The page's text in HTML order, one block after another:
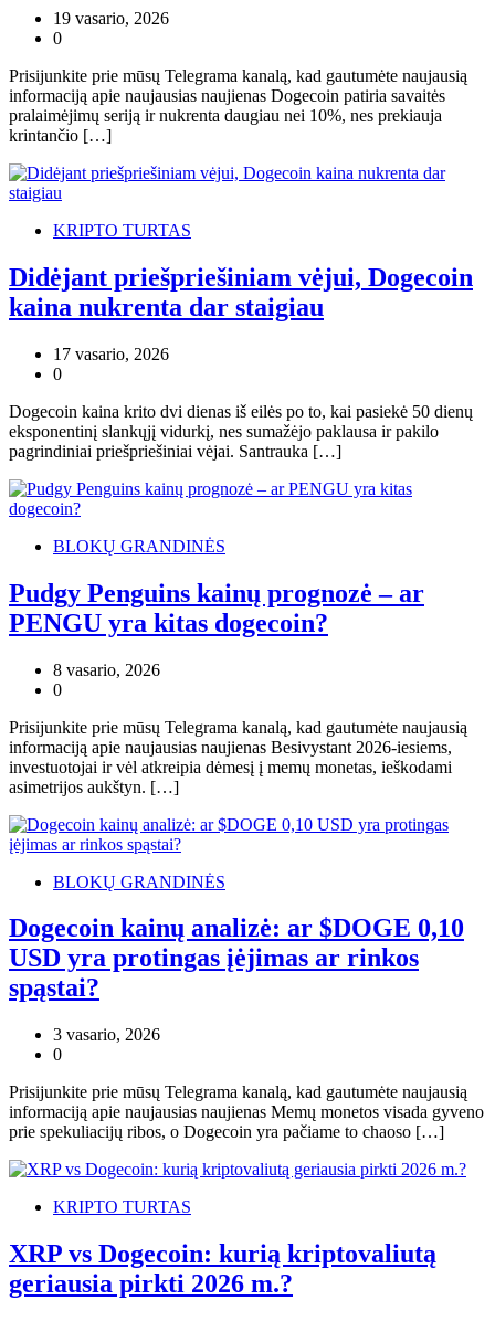
19 vasario, 2026
0
Prisijunkite prie mūsų Telegrama kanalą, kad gautumėte naujausią
informaciją apie naujausias naujienas Dogecoin patiria savaitės
pralaimėjimų seriją ir nukrenta daugiau nei 10%, nes prekiauja
krintančio […]
KRIPTO TURTAS
Didėjant priešpriešiniam vėjui, Dogecoin
kaina nukrenta dar staigiau
17 vasario, 2026
0
Dogecoin kaina krito dvi dienas iš eilės po to, kai pasiekė 50 dienų
eksponentinį slankųjį vidurkį, nes sumažėjo paklausa ir pakilo
pagrindiniai priešpriešiniai vėjai. Santrauka […]
BLOKŲ GRANDINĖS
Pudgy Penguins kainų prognozė – ar
PENGU yra kitas dogecoin?
8 vasario, 2026
0
Prisijunkite prie mūsų Telegrama kanalą, kad gautumėte naujausią
informaciją apie naujausias naujienas Besivystant 2026-iesiems,
investuotojai ir vėl atkreipia dėmesį į memų monetas, ieškodami
asimetrijos aukštyn. […]
BLOKŲ GRANDINĖS
Dogecoin kainų analizė: ar $DOGE 0,10
USD yra protingas įėjimas ar rinkos
spąstai?
3 vasario, 2026
0
Prisijunkite prie mūsų Telegrama kanalą, kad gautumėte naujausią
informaciją apie naujausias naujienas Memų monetos visada gyveno
prie spekuliacijų ribos, o Dogecoin yra pačiame to chaoso […]
KRIPTO TURTAS
XRP vs Dogecoin: kurią kriptovaliutą
geriausia pirkti 2026 m.?